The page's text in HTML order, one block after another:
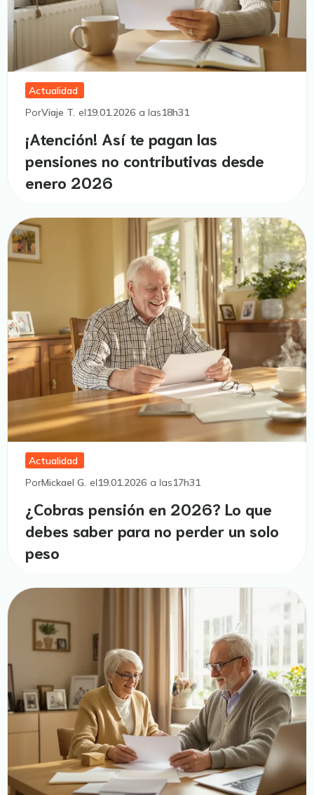
Actualidad
PorViaje T. el19.01.2026 a las18h31
¡Atención! Así te pagan las
pensiones no contributivas desde
enero 2026
Actualidad
PorMickael G. el19.01.2026 a las17h31
¿Cobras pensión en 2026? Lo que
debes saber para no perder un solo
peso